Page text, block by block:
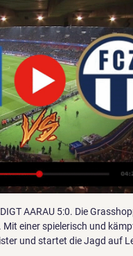
Grasshopper-Club Zürich. Icon: FC Zürich. FC ...

Der FC Winterthur tut sich im Rennen um den Einzug in die Barrage gegen einen Superligisten schwer. Zuhause gegen Kriens kommen die Winterthurer nicht über ein 0:0 hinaus.

8 Einträge für Biergläser in Holsterhausen. Adressen von Firmen zum Suchwort Biergläser aus Holsterhausen Essen, von Clubhaus TUS 1881, Schönebeck Klaus bis Gaststätte Restaurant - …

Jetzt gegen PSG: Nagelsmann will mit RB Leipzig ins Finale. Die Spieler von Leipzig freuen sich nach dem Sieg mit dem Betreuerstab. Foto: Lluis Gene/Pool AFP/AP/dpa Von Arne Richter, dpa. Von Gersthofen nach Lissabon. Nach dem Halbfinal-Einzug wird RB Leipzig als neue Königsklassen-Kraft gefeiert. Das nun anstehende Trainer-Duell zwischen Julian Nagelsmann und PSG-Coach Thomas …

Paris Saint-Germain erwägt offenbar eine Verpflichtung von Herthas Matheus Cunha. Nach kicker -Informationen soll es "in nächster Zeit" zu einer ersten Kontaktaufnahme kommen.

⚽ Team Talente Essen e.V. 聾 Gemeinsam mit folgenden Essener Vereinen wurde das Projekt „Team Talente Essen e.V.“ ins Leben gerufen: Rot-Weiss Essen...

Deportiva San Carlos vs Universidad de Costa Rica Live-Ergebnis in der Liga Costa-Rica-Liga. Wir präsentieren das Live-Ergebnis, Vorspielaufstellungen, Torschützen, Statistiken und die Ligatabelle.

VfB Stuttgart vs. FC Zürich: TV, LIVE-STREAM VfB Stuttgart vs. FC Zürich live. Das dritte Spiel in der Vorbereitung steht für den VfB Stuttgart an. Ihr erstes Testspiel gegen den SV Böblingen gewannen ...

HSV testet im Trainingslager gegen den FC Zürich 02.01.2024 — gegen den schweizer Erstligisten FC Zürich absolvieren. Das teilten die Hamburger am Dienstag mit. Die Partie gegen den Tabellendritten der ...

Erhalten Sie Zugang zu den SHL Ergebnissen (Eishockey - Schweden). Spielergebnisse live. Aktualisierung in Echtzeit 24 Stunden täglich auf unserem Livescore.

Willkommen auf der offiziellen Seite des Traditionsverein SV Meppen 1912! Hier gibt es die aktuellen News, Spielberichte, Mannschafts- und Vereinsfakten, Videos und alles Wissenswerte rund um den SV …

Hinweis für unsere Nutzer: Der Bundesliga Live-Ticker auf LiveTicker.com bietet Fussball Zwischen- und Live Ergebnisse, Endergebnisse, Bundesliga 2019/2020 Tabellenstände und Spielzusammenfassungen mit allen Torschützen, gelben und roten Karten, Wettvergleichen und direkten Vergleichen. Im Live Centre von LiveTicker.com (für die großen Fußballligen) finden Sie detaillierte Statistiken.

Testspiel: HSV vs PSV Eindhoven live im TV und Online- vor 4 Tagen — PSV Eindhoven gegen den Hamburger SV live im TV und Online-Stream sehen gegen den FC Zürich an. Zum Pflichtspielstart im neuen Jahr gastiert ...

Hier geht es direkt zur Live-Übertragung. Das BVB-Netradio ist ein Audio Live-Stream auf BVB.de für alle schwarzgelben Fans, der von Nobby Dickel und Boris Rupert begleitet wird.

Mittwoch, 15.07.2020 19:00 Uhr SW Alstaden (H) Sonntag, 26.07.2020 15:00 Uhr SV Burgaltendorf (A) Mittwoch, 29.07.2020 19:00 Uhr RuWa Dellwig (A) Sonntag, 02.08.2020 15:00 Uhr ASC Dortmund (H) Donnerstag, 06.08.20 19:00 Uhr RW Essen U19 (A) Samstag, 08.08.2020 15:00 Uhr VfB Homberg (H) Samstag, 15.08.2020 16:00 Uhr SV Schermbeck (H) Samstag, 22.08.2020 15:00 Uhr SG Wattenscheid …

Maxwel